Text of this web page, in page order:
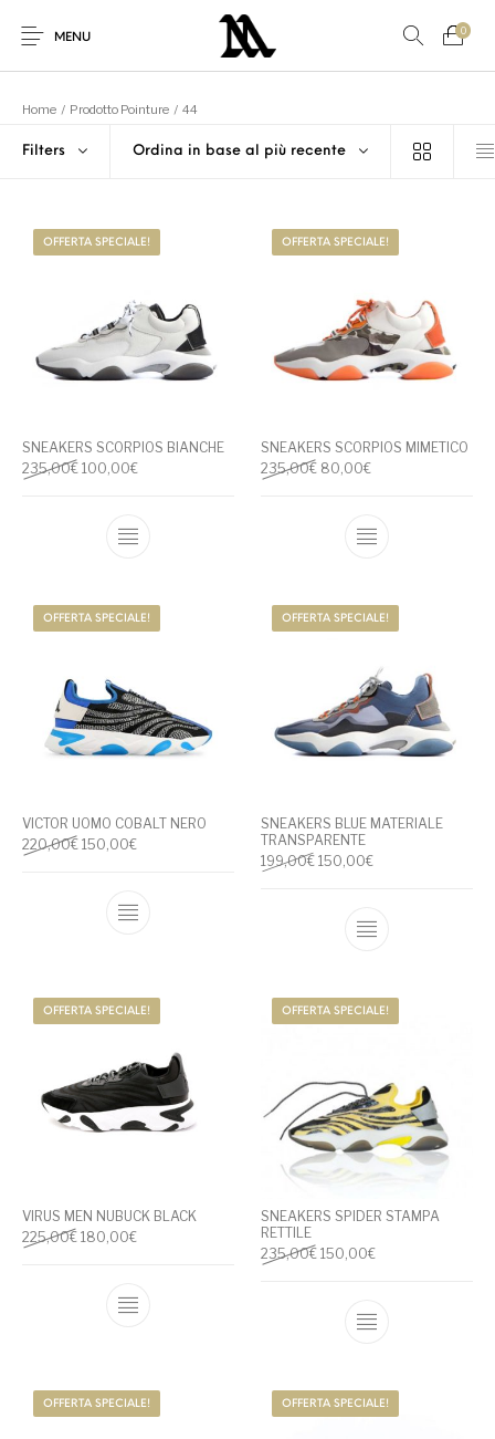
MENU
0
Sconto
Sneakers Vestiti
Home / Prodotto Pointure / 44
Filters Ordina in base al più recente
OFFERTA SPECIALE!
SNEAKERS SCORPIOS BIANCHE
235,00€ Il prezzo originale era: 235,00€.
100,00€Il prezzo attuale è: 100,00€.
Questo prodotto ha più varianti. Le
OFFERTA SPECIALE!
SNEAKERS SCORPIOS MIMETICO
235,00€ Il prezzo originale era:
80,00€Il prezzo attuale è:
Questo
OFFERTA SPECIALE!
VICTOR UOMO COBALT NERO
220,00€ Il prezzo originale era: 220,00€.
150,00€Il prezzo attuale è: 150,00€.
OFFERTA SPECIALE!
SNEAKERS BLUE MATERIALE
TRANSPARENTE
199,00€ Il prezzo originale era:
150,00€Il prezzo attuale è:
Questo
OFFERTA SPECIALE!
VIRUS MEN NUBUCK BLACK
225,00€ Il prezzo originale era: 225,00€.
180,00€Il prezzo attuale è: 180,00€.
Questo prodotto ha più varianti. Le
OFFERTA SPECIALE!
SNEAKERS SPIDER STAMPA
RETTILE
235,00€ Il prezzo originale era:
150,00€Il prezzo attuale
Questo
OFFERTA SPECIALE! OFFERTA SPECIALE!